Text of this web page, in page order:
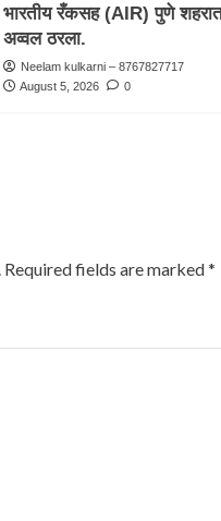
भारतीय रँकसह (AIR) पुणे
अव्वल ठरला.
Neelam kulkarni – 8767827717
August 5, 2026
0
Required fields are marked*